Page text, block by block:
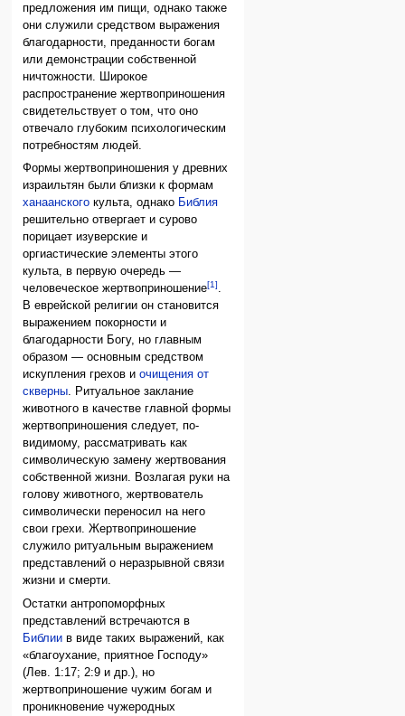
предложения им пищи, однако также
они служили средством выражения
благодарности, преданности богам
или демонстрации собственной
ничтожности. Широкое
распространение жертвоприношения
свидетельствует о том, что оно
отвечало глубоким психологическим
потребностям людей.
Формы жертвоприношения у древних
израильтян были близки к формам
ханаанского культа, однако Библия
решительно отвергает и сурово
порицает изуверские и
оргиастические элементы этого
культа, в первую очередь —
человеческое жертвоприношение[1].
В еврейской религии он становится
выражением покорности и
благодарности Богу, но главным
образом — основным средством
искупления грехов иочищения от
скверны. Ритуальное заклание
животного в качестве главной формы
жертвоприношения следует, по-
видимому, рассматривать как
символическую замену жертвования
собственной жизни. Возлагая руки на
голову животного, жертвователь
символически переносил на него
свои грехи. Жертвоприношение
служило ритуальным выражением
представлений о неразрывной связи
жизни и смерти.
Остатки антропоморфных
представлений встречаются в
Библии в виде таких выражений, как
«благоухание, приятное Господу»
(Лев. 1:17; 2:9 и др.), но
жертвоприношение чужим богам и
проникновение чужеродных